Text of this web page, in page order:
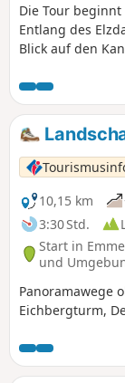
Die Tour
Entlang des
Blick auf den
in den großen
Auwaldgebiete
kleinen
Felder,
Wald sowie der
Ihren Weg.
Stadtrand
Emmendingen.
10,15 km
3:30 Std.
Start in
und
Panoramawege
Eichbergturm,